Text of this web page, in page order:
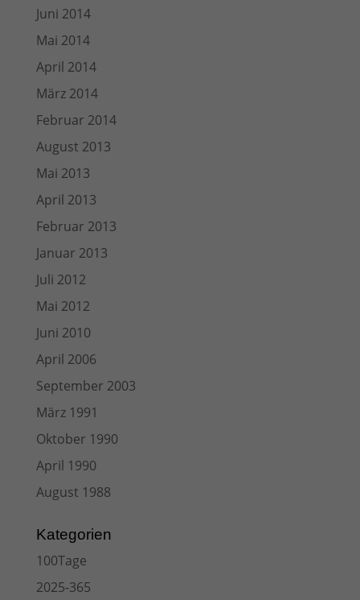
Juni 2014
Mai 2014
April 2014
März 2014
Februar 2014
August 2013
Mai 2013
April 2013
Februar 2013
Januar 2013
Juli 2012
Mai 2012
Juni 2010
April 2006
September 2003
März 1991
Oktober 1990
April 1990
August 1988
Kategorien
100Tage
2025-365